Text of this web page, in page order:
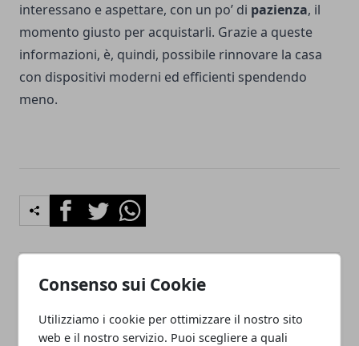
Consenso sui Cookie
Utilizziamo i cookie per ottimizzare il nostro sito
web e il nostro servizio. Puoi scegliere a quali
interessano e aspettare, con un po’ di pazienza, il
momento giusto per acquistarli. Grazie a queste
informazioni, è, quindi, possibile rinnovare la casa
con dispositivi moderni ed efficienti spendendo
meno.
FacebookTwitterWhatsapp
Articolo Precedente
Come pubblicizzare il tuo
negozio
WooCommerce: perché
può aiutarti a vendere